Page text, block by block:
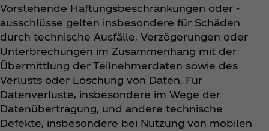
Vorstehende Haftungsbeschränkungen oder -
ausschlüsse gelten insbesondere für Schäden
durch technische Ausfälle, Verzögerungen oder
Unterbrechungen im Zusammenhang mit der
Übermittlung der Teilnehmerdaten sowie des
Verlusts oder Löschung von Daten. Für
Datenverluste, insbesondere im Wege der
Datenübertragung, und andere technische
Defekte, insbesondere bei Nutzung von mobilen